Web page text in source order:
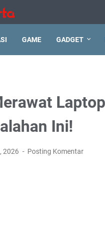
GAME GADGET
Ini!
2026 Posting Komentar